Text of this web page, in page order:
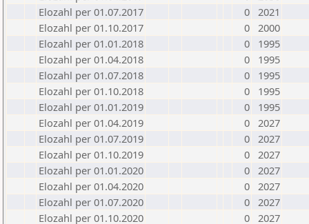
Elozahl per 01.07.2017
0 2021
Elozahl per 01.10.2017
0 2000
Elozahl per 01.01.2018
0
1995
Elozahl per 01.04.2018
0
1995
Elozahl per 01.07.2018
0
1995
Elozahl per 01.10.2018
0
1995
Elozahl per 01.01.2019
0
1995
Elozahl per 01.04.2019
0 2027
Elozahl per 01.07.2019
0 2027
Elozahl per 01.10.2019
0 2027
Elozahl per 01.01.2020
0 2027
Elozahl per 01.04.2020
0 2027
Elozahl per 01.07.2020
0 2027
Elozahl per 01.10.2020
0 2027